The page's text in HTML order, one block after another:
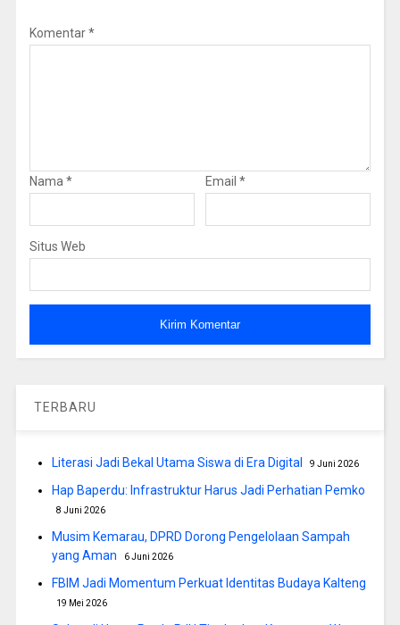
Komentar*
Nama * Email *
Situs Web
TERBARU
Literasi Jadi Bekal Utama Siswa di Era Digital 9 Juni 2026
Hap Baperdu: Infrastruktur Harus Jadi Perhatian Pemko
8 Juni 2026
Musim Kemarau, DPRD Dorong Pengelolaan Sampah
yang Aman
6 Juni 2026
FBIM Jadi Momentum Perkuat Identitas Budaya Kalteng
19 Mei 2026